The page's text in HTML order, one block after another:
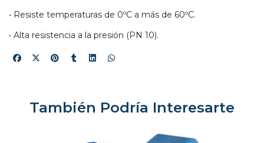
• Resiste temperaturas de 0ºC a más de 60ºC.
• Alta resistencia a la presión (PN 10).
También Podría Interesarte